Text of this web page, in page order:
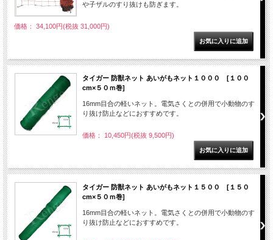
や子ザルのすり抜けも防ぎます。
価格： 34,100円(税抜 31,000円)
タイガー 防獣ネット あいがもネット１０００ [１００
cm×５０ｍ巻]
16mm目合の軽いネット。電気さくとの併用で小動物のす
り抜け防止などにおすすめです。
価格： 10,450円(税抜 9,500円)
タイガー 防獣ネット あいがもネット１５００ [１５０
cm×５０ｍ巻]
16mm目合の軽いネット。電気さくとの併用で小動物のす
り抜け防止などにおすすめです。